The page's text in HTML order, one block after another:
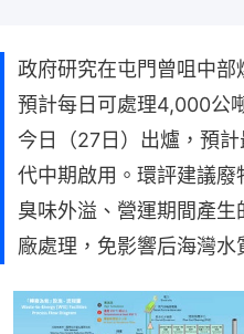
政府研究在屯門曾咀中部
預計每日可處理4,000公
今日（27日）出爐，預
代中期啟用。環評建議
臭味外溢、營運期間產
廠處理，免影響后海灣水